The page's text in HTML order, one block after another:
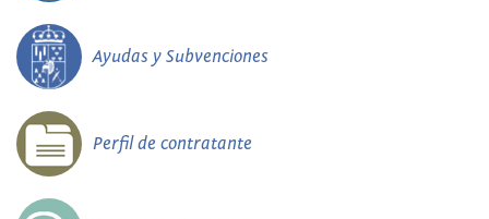
Ayudas y Subvenciones
Perfil de contratante